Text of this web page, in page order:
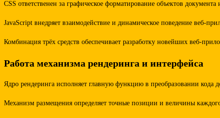
CSS ответственен за графическое форматирование объектов
JavaScript внедряет взаимодействие и динамическое поведение веб-
Комбинация трёх средств обеспечивает разработку новейших веб-
Работа механизма рендеринга и интерфейса
Ядро рендеринга исполняет главную функцию в преобразовании кода
Механизм размещения определяет точные позиции и величины